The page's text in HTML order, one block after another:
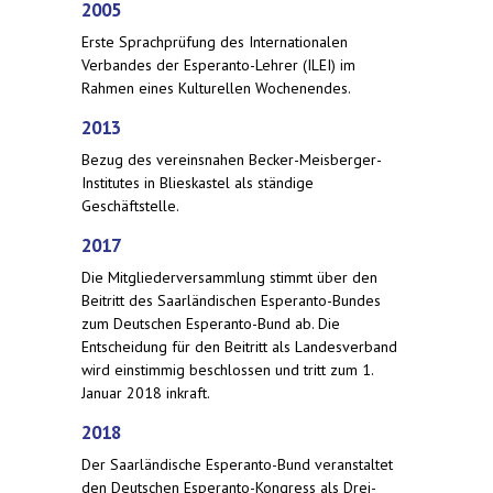
2005
Erste Sprachprüfung des Internationalen
Verbandes der Esperanto-Lehrer (ILEI) im
Rahmen eines Kulturellen Wochenendes.
2013
Bezug des vereinsnahen Becker-Meisberger-
Institutes in Blieskastel als ständige
Geschäftstelle.
2017
Die Mitgliederversammlung stimmt über den
Beitritt des Saarländischen Esperanto-Bundes
zum Deutschen Esperanto-Bund ab. Die
Entscheidung für den Beitritt als Landesverband
wird einstimmig beschlossen und tritt zum 1.
Januar 2018 inkraft.
2018
Der Saarländische Esperanto-Bund veranstaltet
den Deutschen Esperanto-Kongress als Drei-